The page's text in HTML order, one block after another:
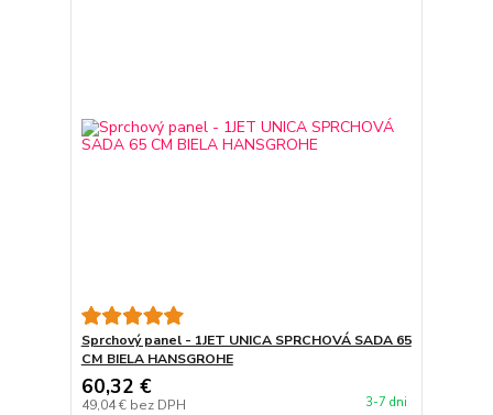
Sprchový panel - 1JET UNICA SPRCHOVÁ SADA 65
CM BIELA HANSGROHE
60,32 €
49,04 € bez DPH 3-7 dni